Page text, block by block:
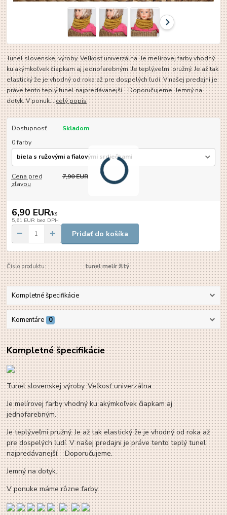
Tunel slovenskej výroby. Veľkosť univerzálna. Je melírovej farby vhodný
ku akýmkoľvek čiapkam aj jednofarebným. Je teplý,veľmi pružný. Je až tak
elastický že je vhodný od roka až pre dospelých ľudí. V našej predajni je
práve tento teplý tunel najpredávanejší. Doporučujeme. Jemný na
dotyk. V ponuk...celý popis
Dostupnosť
Skladom
0 farby
Cena pred
zľavou
7,90 EUR
6,90 EUR/ks
5,61 EUR bez DPH
Pridať do košíka
Číslo produktu: tunel melír žltý
Kompletné špecifikácie
Komentáre 0
Kompletné špecifikácie
Tunel slovenskej výroby. Veľkosť univerzálna.
Je melírovej farby vhodný ku akýmkoľvek čiapkam aj
jednofarebným.
Je teplý,veľmi pružný. Je až tak elastický že je vhodný od roka až
pre dospelých ľudí. V našej predajni je práve tento teplý tunel
najpredávanejší. Doporučujeme.
Jemný na dotyk.
V ponuke máme rôzne farby.